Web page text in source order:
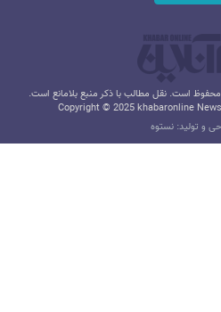
است. نقل مطالب با ذکر منبع بلامانع است.
Copyright © 2025 khabaronline
و تولید: نستوه